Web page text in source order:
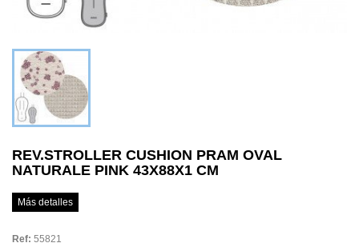
REV.STROLLER CUSHION PRAM OVAL
NATURALE PINK 43X88X1 CM
Más detalles
Ref: 55821